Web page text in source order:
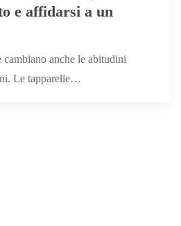
e affidarsi a un
anche le abitudini
Le tapparelle…